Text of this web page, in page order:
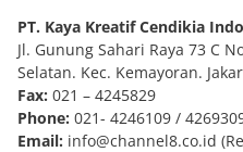
PT. Kaya Kreatif Cendikia
Jl. Gunung Sahari Raya 73 C
Selatan. Kec. Kemayoran.
Fax: 021 – 4245829
Phone: 021- 4246109 /
Email: info@channel8.co.id